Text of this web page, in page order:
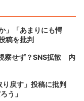
」「あまりにも愕
稿を批判
察せず？SNS拡散 内
り戻す」投稿に批判
う」